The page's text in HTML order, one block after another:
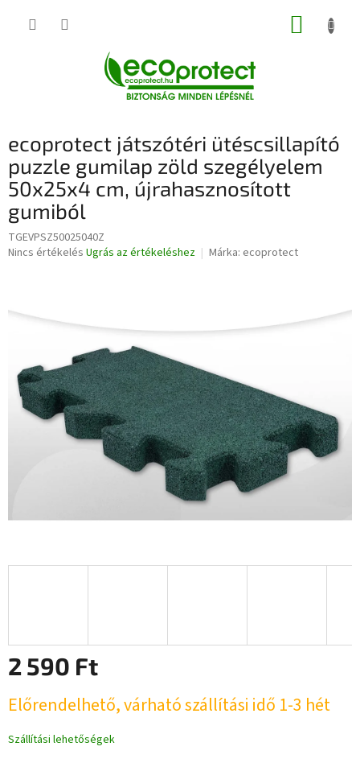
KOSÁR
ecoprotect játszótéri ütéscsillapító
puzzle gumilap zöld szegélyelem
50x25x4 cm, újrahasznosított
gumiból
TGEVPSZ50025040Z
A
5-
Nincs értékelés Ugrás az értékeléshez Márka: ecoprotect
2 590 Ft
Előrendelhető, várható szállítási idő 1-3 hét
Szállítási lehetőségek